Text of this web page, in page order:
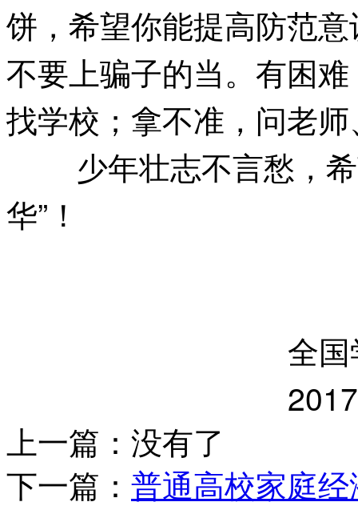
饼，希望你能提高防范
不要上骗子的当。有困
找学校；拿不准，问老
少年壮志不言愁，
华”！
全
上一篇： 没有了
下一篇： 普通高校家庭